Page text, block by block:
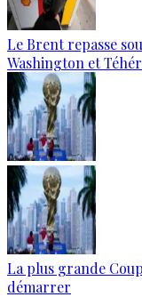
Le Brent repasse
Washington et
La plus grande
démarrer